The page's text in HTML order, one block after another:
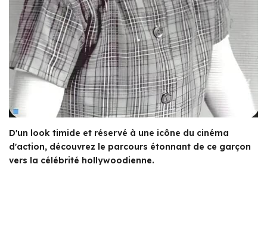
D'un look timide et réservé à une icône du cinéma
d'action, découvrez le parcours étonnant de ce garçon
vers la célébrité hollywoodienne.